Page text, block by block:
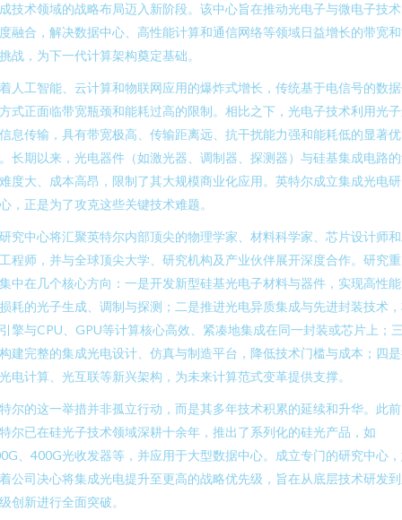
技术领域的战略布局迈入新阶段。该中心旨在推动光电子与微电子技
融合，解决数据中心、高性能计算和通信网络等领域日益增长的带宽
战，为下一代计算架构奠定基础。
人工智能、云计算和物联网应用的爆炸式增长，传统基于电信号的数
式正面临带宽瓶颈和能耗过高的限制。相比之下，光电子技术利用光
息传输，具有带宽极高、传输距离远、抗干扰能力强和能耗低的显著优
长期以来，光电器件（如激光器、调制器、探测器）与硅基集成电路
度大、成本高昂，限制了其大规模商业化应用。英特尔成立集成光电
，正是为了攻克这些关键技术难题。
究中心将汇聚英特尔内部顶尖的物理学家、材料科学家、芯片设计师
程师，并与全球顶尖大学、研究机构及产业伙伴展开深度合作。研究
中在几个核心方向：一是开发新型硅基光电子材料与器件，实现高性
耗的光子生成、调制与探测；二是推进光电异质集成与先进封装技术
擎与CPU、GPU等计算核心高效、紧凑地集成在同一封装或芯片上；
建完整的集成光电设计、仿真与制造平台，降低技术门槛与成本；四
电计算、光互联等新兴架构，为未来计算范式变革提供支撑。
尔的这一举措并非孤立行动，而是其多年技术积累的延续和升华。此
尔已在硅光子技术领域深耕十余年，推出了系列化的硅光产品，如
、400G光收发器等，并应用于大型数据中心。成立专门的研究中心
公司决心将集成光电提升至更高的战略优先级，旨在从底层技术研发
创新进行全面突破。